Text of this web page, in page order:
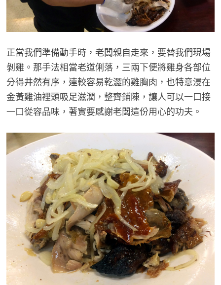
正當我們準備動手時，老闆親自走來，要替我們現場
剝雞。那手法相當老道俐落，三兩下便將雞身各部位
分得井然有序，連較容易乾澀的雞胸肉，也特意浸在
金黃雞油裡頭吸足滋潤，整齊鋪陳，讓人可以一口接
一口從容品味，著實要感謝老闆這份用心的功夫。